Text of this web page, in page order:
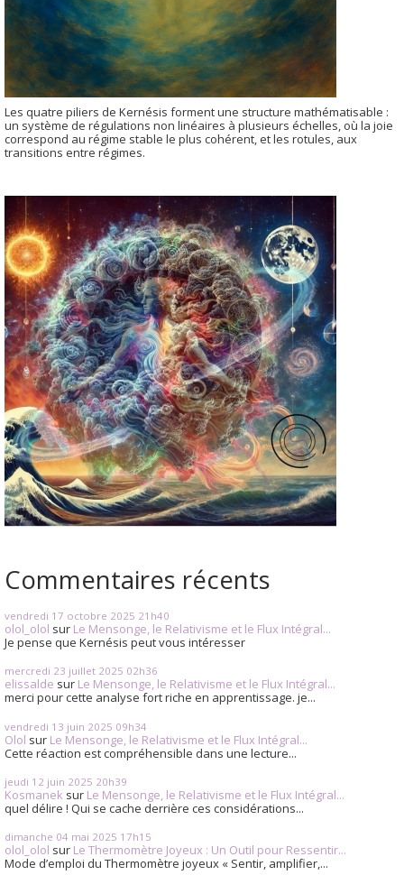
Les quatre piliers de Kernésis forment une structure mathématisable :
un système de régulations non linéaires à plusieurs échelles, où la joie
correspond au régime stable le plus cohérent, et les rotules, aux
transitions entre régimes.
Commentaires récents
vendredi 17 octobre 2025 21h40
olol_olol sur Le Mensonge, le Relativisme et le Flux Intégral...
Je pense que Kernésis peut vous intéresser
mercredi 23 juillet 2025 02h36
elissalde sur Le Mensonge, le Relativisme et le Flux Intégral...
merci pour cette analyse fort riche en apprentissage. je...
vendredi 13 juin 2025 09h34
Olol sur Le Mensonge, le Relativisme et le Flux Intégral...
Cette réaction est compréhensible dans une lecture...
jeudi 12 juin 2025 20h39
Kosmanek sur Le Mensonge, le Relativisme et le Flux Intégral...
quel délire ! Qui se cache derrière ces considérations...
dimanche 04 mai 2025 17h15
olol_olol sur Le Thermomètre Joyeux : Un Outil pour Ressentir...
Mode d’emploi du Thermomètre joyeux « Sentir, amplifier,...